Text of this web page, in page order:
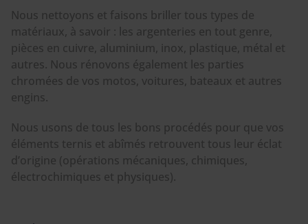
Nous nettoyons et faisons briller tous types de
matériaux, à savoir : les argenteries en tout genre,
pièces en cuivre, aluminium, inox, plastique, métal et
autres. Nous rénovons également les parties
chromées de vos motos, voitures, bateaux et autres
engins.
Nous usons de tous les bons procédés pour que vos
éléments ternis et abîmés retrouvent tous leur éclat
d’origine (opérations mécaniques, chimiques,
électrochimiques et physiques).